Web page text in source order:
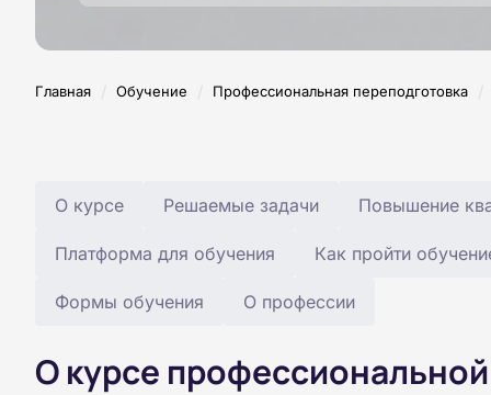
Главная / Обучение / Профессиональная переподготовка /
О курсе Решаемые задачи Повышение
Платформа для обучения Как пройти
Формы обучения О профессии
О курсе